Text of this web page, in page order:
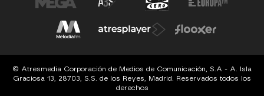
© Atresmedia Corporación de Medios de Comunicación, S.A - A. Isla
Graciosa 13, 28703, S.S. de los Reyes, Madrid. Reservados todos los
derechos